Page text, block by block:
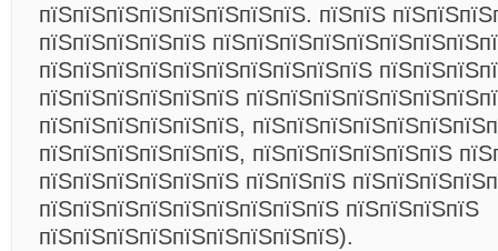
пїЅпїЅпїЅпїЅпїЅпїЅпїЅпїЅ. пїЅпїЅ
пїЅпїЅпїЅпїЅпїЅ
пїЅпїЅпїЅпїЅпїЅпїЅпїЅпїЅпїЅпїЅ
пїЅпїЅпїЅпїЅпїЅпїЅ
пїЅпїЅпїЅпїЅпїЅпїЅ,
пїЅпїЅпїЅпїЅпїЅпїЅ, пїЅпїЅпїЅпїЅпїЅпїЅ
пїЅпїЅпїЅпїЅпїЅпїЅ пїЅпїЅпїЅ
пїЅпїЅпїЅпїЅпїЅпїЅпїЅпїЅпїЅ пїЅпїЅпїЅпїЅ
пїЅпїЅпїЅпїЅпїЅпїЅпїЅпїЅпїЅ).